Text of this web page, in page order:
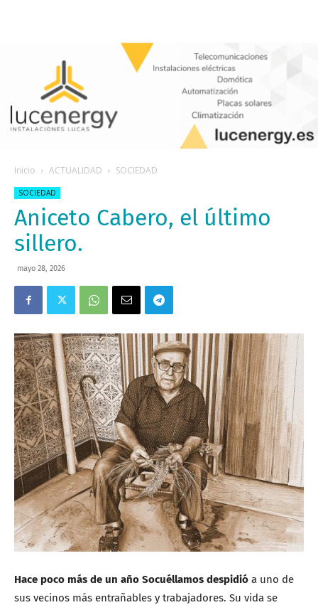
Inicio ACTUALIDAD SOCIEDAD
SOCIEDAD
Aniceto Cabero, el último
sillero.
mayo 28, 2026
Hace poco más de un año Socuéllamos despidió a uno de
sus vecinos más entrañables y trabajadores. Su vida se